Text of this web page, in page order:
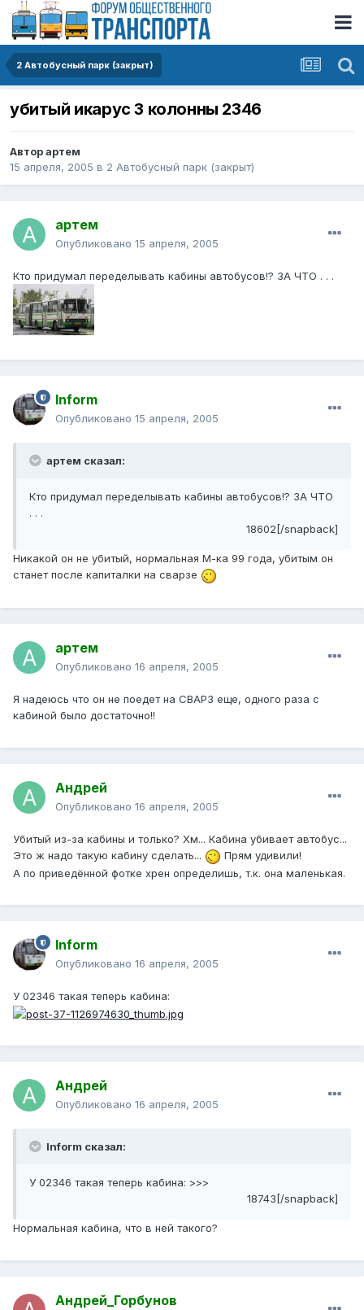
2 Автобусный парк (закрыт)
убитый икарус 3 колонны 2346
Авторартем
15 апреля, 2005 в 2 Автобусный парк (закрыт)
артем
Опубликовано 15 апреля, 2005
Кто придумал переделывать кабины автобусов!? ЗА ЧТО . . .
Inform
Опубликовано 15 апреля, 2005
артем сказал:
Кто придумал переделывать кабины автобусов!? ЗА ЧТО
. . .
18602[/snapback]
Никакой он не убитый, нормальная М-ка 99 года, убитым он
станет после капиталки на сварзе
артем
Опубликовано 16 апреля, 2005
Я надеюсь что он не поедет на СВАРЗ еще, одного раза с
кабиной было достаточно!!
Андрей
Опубликовано 16 апреля, 2005
Убитый из-за кабины и только? Хм... Кабина убивает автобус...
Это ж надо такую кабину сделать...
Прям удивили!
А по приведённой фотке хрен определишь, т.к. она маленькая.
Inform
Опубликовано 16 апреля, 2005
У 02346 такая теперь кабина:
Андрей
Опубликовано 16 апреля, 2005
Inform сказал:
У 02346 такая теперь кабина: >>>
18743[/snapback]
Нормальная кабина, что в ней такого?
Андрей_Горбунов